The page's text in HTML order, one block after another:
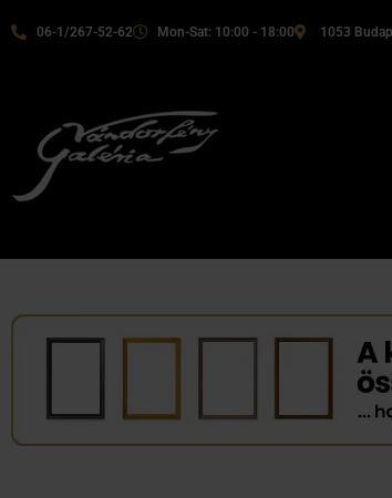
06-1/267-52-62 Mon-Sat: 10:00 - 18:00 1053